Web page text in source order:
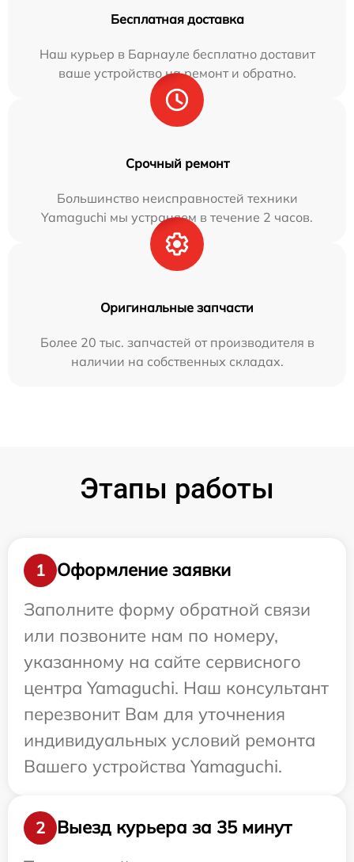
Бесплатная доставка
Наш курьер в Барнауле бесплатно доставит
ваше устройство на ремонт и обратно.
Срочный ремонт
Большинство неисправностей техники
Yamaguchi мы устраняем в течение 2 часов.
Оригинальные запчасти
Более 20 тыс. запчастей от производителя в
наличии на собственных складах.
Этапы работы
1
Оформление заявки
Заполните форму обратной связи
или позвоните нам по номеру,
указанному на сайте сервисного
центра Yamaguchi. Наш консультант
перезвонит Вам для уточнения
индивидуальных условий ремонта
Вашего устройства Yamaguchi.
2
Выезд курьера за 35 минут